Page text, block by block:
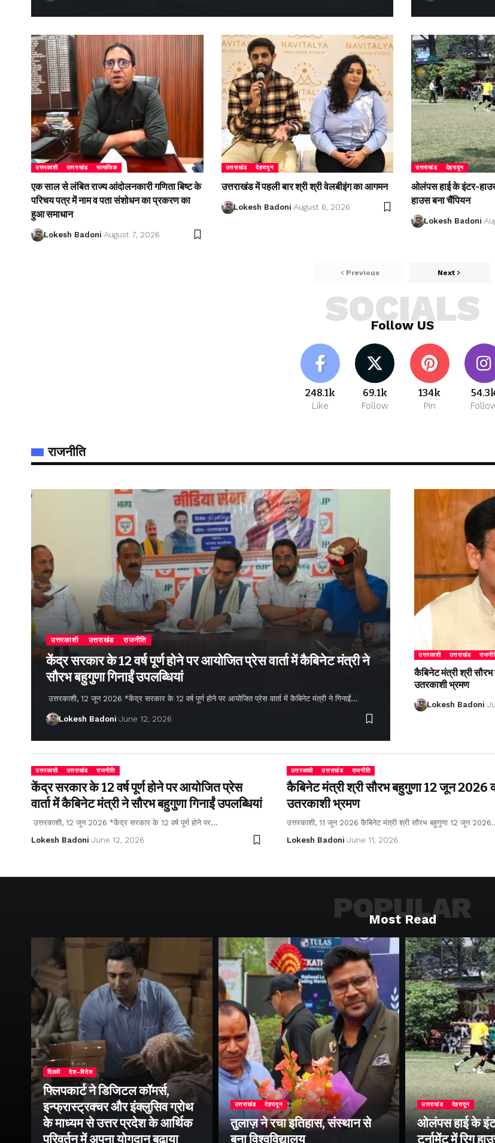
उत्तरकाशी उत्तराखंड सामाजिक
एक साल से लंबित राज्य आंदोलनकारी गणिता बिष्ट के
परिचय पत्र में नाम व पता संशोधन का प्रकरण का
हुआ समाधान
Lokesh Badoni August 7, 2026
उत्तराखंड देहरादून
उत्तराखंड में पहली बार श्री श्री वेलबीइंग का आगमन
Lokesh Badoni August 6, 2026
उत्तराखंड देहरादून
ओलंपस हाई के इंटर-
हाउस बना चैंपियन
Lokesh Badoni
Previous Next
Follow US
SOCIALS
248.1k
Like
69.1k
Follow
134k
Pin
राजनीति
उत्तरकाशी उत्तराखंड राजनीति
केंद्र सरकार के 12 वर्ष पूर्ण होने पर आयोजित प्रेस वार्ता में कैबिनेट मंत्री ने
सौरभ बहुगुणा गिनाईं उपलब्धियां
उत्तरकाशी, 12 जून 2026 *केंद्र सरकार के 12 वर्ष पूर्ण होने पर आयोजित प्रेस वार्ता में कैबिनेट मंत्री ने गिनाईं…
Lokesh Badoni June 12, 2026
उत्तरकाशी उत्तराखंड
कैबिनेट मंत्री श्री
उतरकाशी भ्रमण
Lokesh Badoni
उत्तरकाशी उत्तराखंड राजनीति
केंद्र सरकार के 12 वर्ष पूर्ण होने पर आयोजित प्रेस
वार्ता में कैबिनेट मंत्री ने सौरभ बहुगुणा गिनाईं उपलब्धियां
उत्तरकाशी, 12 जून 2026 *केंद्र सरकार के 12 वर्ष पूर्ण होने पर…
Lokesh Badoni June 12, 2026
उत्तरकाशी उत्तराखंड राजनीति
कैबिनेट मंत्री श्री सौरभ बहुगुणा 12 जून 2026
उतरकाशी भ्रमण
उत्तरकाशी, 11 जून 2026 कैबिनेट मंत्री श्री सौरभ बहुगुणा 12 जून
Lokesh Badoni June 11, 2026
Most Read
POPULAR
दिल्ली देश-विदेश
फ्लिपकार्ट ने डिजिटल कॉमर्स,
इन्फ्रास्ट्रक्चर और इंक्लुसिव ग्रोथ
के माध्यम से उत्तर प्रदेश के आर्थिक
परिवर्तन में अपना योगदान बढ़ाया
उत्तराखंड देहरादून
तुलाज़ ने रचा इतिहास, संस्थान से
बना विश्वविद्यालय
उत्तराखंड देहरादून
ओलंपस हाई के
टूर्नामेंट में रिग